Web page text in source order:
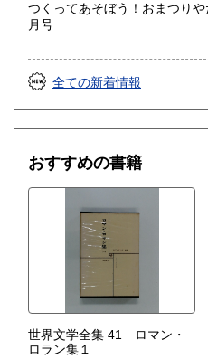
つくってあそぼう！おまつり
月号
全ての新着情報
おすすめの書籍
世界文学全集 41 ロマン・
ロラン集１